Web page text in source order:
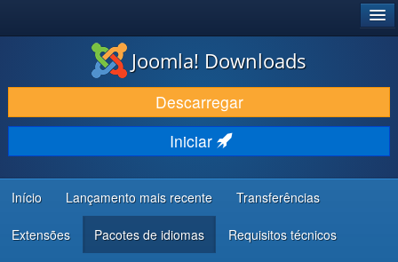
DESCARREGAR E EVOLUIR
DESCOBRIR E APRENDER
COMUNIDADE E SUPORTE
RECURSOS PARA PROGRAMADORES
Joomla! Downloads
Descarregar
Iniciar
Início Lançamento mais recente Transferências
Extensões Pacotes de idiomas Requisitos técnicos